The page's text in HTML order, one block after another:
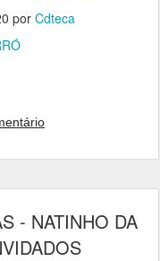
por Cdteca
- NATINHO DA